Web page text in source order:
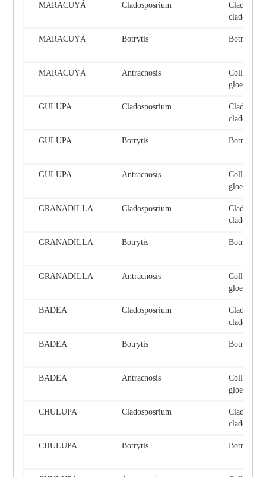
MARACUYÁ Cladosposrium
MARACUYÁ Botrytis Botrytis
MARACUYÁ Antracnosis
GULUPA Cladosposrium
GULUPA Botrytis Botrytis
GULUPA Antracnosis
GRANADILLA Cladosposrium
GRANADILLA Botrytis Botrytis
GRANADILLA Antracnosis
BADEA Cladosposrium
BADEA Botrytis Botrytis
BADEA Antracnosis
CHULUPA Cladosposrium
CHULUPA Botrytis Botrytis